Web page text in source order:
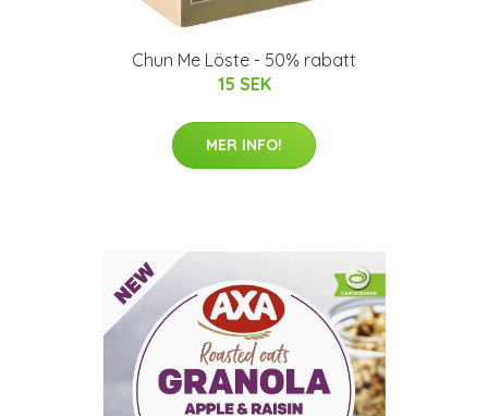
Chun Me Löste - 50% rabatt
15 SEK
MER INFO!